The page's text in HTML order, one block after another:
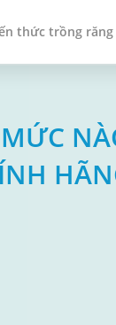
thức trồng răng